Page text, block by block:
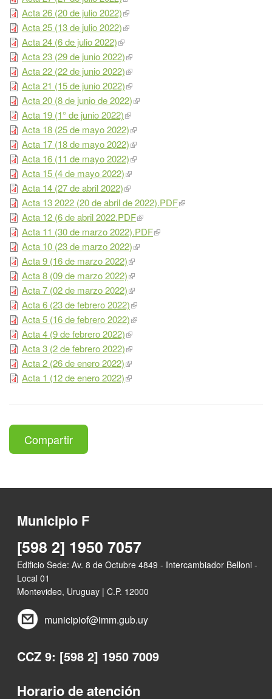
Acta 26 (20 de julio 2022)
Acta 25 (13 de julio 2022)
Acta 24 (6 de julio 2022)
Acta 23 (29 de junio 2022)
Acta 22 (22 de junio 2022)
Acta 21 (15 de junio 2022)
Acta 20 (8 de junio de 2022)
Acta 19 (1° de junio 2022)
Acta 18 (25 de mayo 2022)
Acta 17 (18 de mayo 2022)
Acta 16 (11 de mayo 2022)
Acta 15 (4 de mayo 2022)
Acta 14 (27 de abril 2022)
Acta 13 2022 (20 de abril de 2022).PDF
Acta 12 (6 de abril 2022.PDF
Acta 11 (30 de marzo 2022).PDF
Acta 10 (23 de marzo 2022)
Acta 9 (16 de marzo 2022)
Acta 8 (09 de marzo 2022)
Acta 7 (02 de marzo 2022)
Acta 6 (23 de febrero 2022)
Acta 5 (16 de febrero 2022)
Acta 4 (9 de febrero 2022)
Acta 3 (2 de febrero 2022)
Acta 2 (26 de enero 2022)
Acta 1 (12 de enero 2022)
Compartir
Municipio F
[598 2] 1950 7057
Edificio Sede: Av. 8 de Octubre 4849 - Intercambiador Belloni -
Local 01
Montevideo, Uruguay | C.P. 12000
municipiof@imm.gub.uy
CCZ 9: [598 2] 1950 7009
Horario de atención